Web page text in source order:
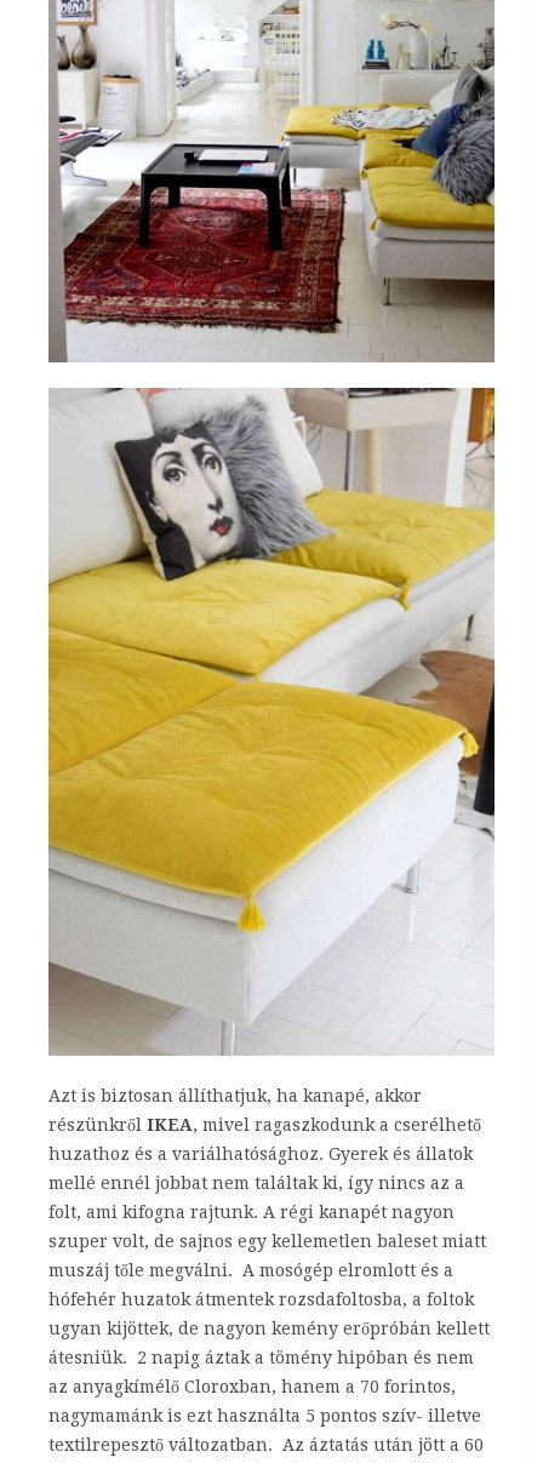
Azt is biztosan állíthatjuk, ha kanapé, akkor
részünkről IKEA, mivel ragaszkodunk a cserélhető
huzathoz és a variálhatósághoz. Gyerek és állatok
mellé ennél jobbat nem találtak ki, így nincs az a
folt, ami kifogna rajtunk. A régi kanapét nagyon
szuper volt, de sajnos egy kellemetlen baleset miatt
muszáj tőle megválni. A mosógép elromlott és a
hófehér huzatok átmentek rozsdafoltosba, a foltok
ugyan kijöttek, de nagyon kemény erőpróbán kellett
átesniük. 2 napig áztak a tömény hipóban és nem
az anyagkímélő Cloroxban, hanem a 70 forintos,
nagymamánk is ezt használta 5 pontos szív- illetve
textilrepesztő változatban. Az áztatás után jött a 60